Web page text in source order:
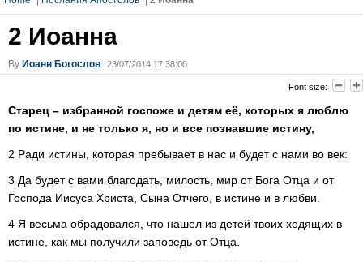
2 Иоанна
By Иоанн Богослов 23/07/2014 17:38:00
Font size:
Старец – избранной госпоже и детям её, которых я люблю
по истине, и не только я, но и все познавшие истину,
2 Ради истины, которая пребывает в нас и будет с нами во век:
3 Да будет с вами благодать, милость, мир от Бога Отца и от
Господа Иисуса Христа, Сына Отчего, в истине и в любви.
4 Я весьма обрадовался, что нашел из детей твоих ходящих в
истине, как мы получили заповедь от Отца.